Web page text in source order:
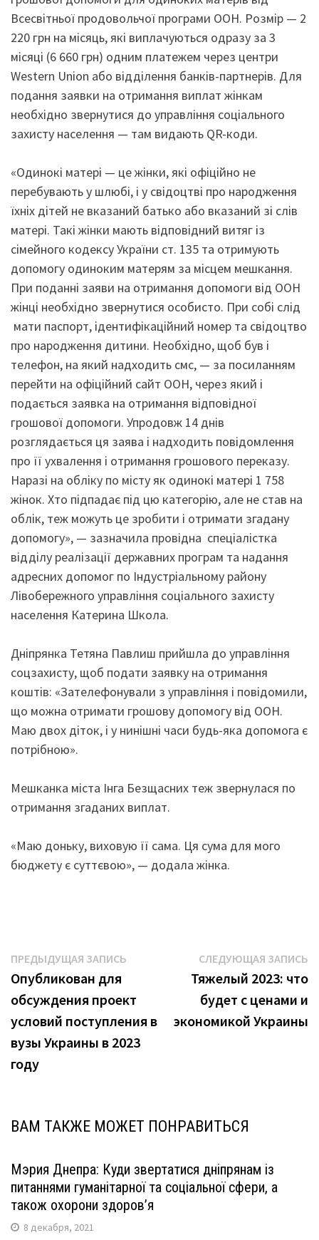
Всесвітньої продовольчої програми ООН. Розмір — 2
220 грн на місяць, які виплачуються одразу за 3
місяці (6 660 грн) одним платежем через центри
Western Union або відділення банків-партнерів. Для
подання заявки на отримання виплат жінкам
необхідно звернутися до управління соціального
захисту населення — там видають QR-коди.
«Одинокі матері — це жінки, які офіційно не
перебувають у шлюбі, і у свідоцтві про народження
їхніх дітей не вказаний батько або вказаний зі слів
матері. Такі жінки мають відповідний витяг із
сімейного кодексу України ст. 135 та отримують
допомогу одиноким матерям за місцем мешкання.
При поданні заяви на отримання допомоги від ООН
жінці необхідно звернутися особисто. При собі слід
мати паспорт, ідентифікаційний номер та свідоцтво
про народження дитини. Необхідно, щоб був і
телефон, на який надходить смс, — за посиланням
перейти на офіційний сайт ООН, через який і
подається заявка на отримання відповідної
грошової допомоги. Упродовж 14 днів
розглядається ця заява і надходить повідомлення
про її ухвалення і отримання грошового переказу.
Наразі на обліку по місту як одинокі матері 1 758
жінок. Хто підпадає під цю категорію, але не став на
облік, теж можуть це зробити і отримати згадану
допомогу», — зазначила провідна спеціалістка
відділу реалізації державних програм та надання
адресних допомог по Індустріальному району
Лівобережного управління соціального захисту
населення Катерина Школа.
Дніпрянка Тетяна Павлиш прийшла до управління
соцзахисту, щоб подати заявку на отримання
коштів: «Зателефонували з управління і повідомили,
що можна отримати грошову допомогу від ООН.
Маю двох діток, і у нинішні часи будь-яка допомога є
потрібною».
Мешканка міста Інга Безщасних теж звернулася по
отримання згаданих виплат.
«Маю доньку, виховую її сама. Ця сума для мого
бюджету є суттєвою», — додала жінка.
Навигация
по
записям
ПРЕДЫДУЩАЯ ЗАПИСЬ
Опубликован для
обсуждения проект
условий поступления в
вузы Украины в 2023
году
СЛЕДУЮЩАЯ ЗАПИСЬ
Тяжелый 2023: что
будет с ценами и
экономикой Украины
ВАМ ТАКЖЕ МОЖЕТ ПОНРАВИТЬСЯ
Мэрия Днепра: Куди звертатися дніпрянам із
питаннями гуманітарної та соціальної сфери, а
також охорони здоров’я
8 декабря, 2021